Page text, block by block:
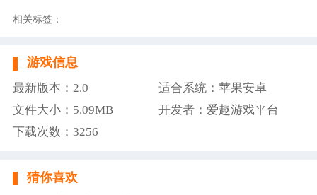
相关标签：
游戏信息
最新版本：2.0
适合系统：苹果安卓
文件大小：5.09MB
开发者：爱趣游戏平台
下载次数：3256
猜你喜欢